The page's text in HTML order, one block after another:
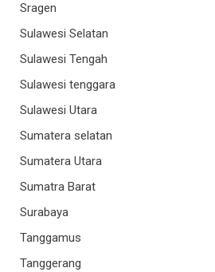
Sragen
Sulawesi Selatan
Sulawesi Tengah
Sulawesi tenggara
Sulawesi Utara
Sumatera selatan
Sumatera Utara
Sumatra Barat
Surabaya
Tanggamus
Tanggerang